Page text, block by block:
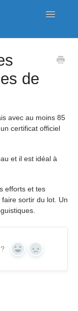
Toggle
de
avec au moins 85
certificat officiel
et il est idéal à
efforts et tes
sortir du lot. Un
Yes No